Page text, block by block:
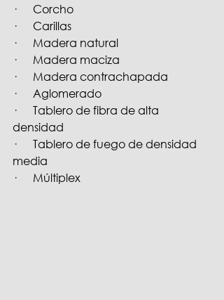
· Corcho
· Carillas
· Madera natural
· Madera maciza
· Madera contrachapada
· Aglomerado
· Tablero de fibra de alta
densidad
· Tablero de fuego de densidad
media
· Múltiplex